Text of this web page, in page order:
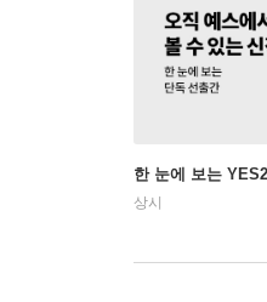
한 눈에 보는
상시